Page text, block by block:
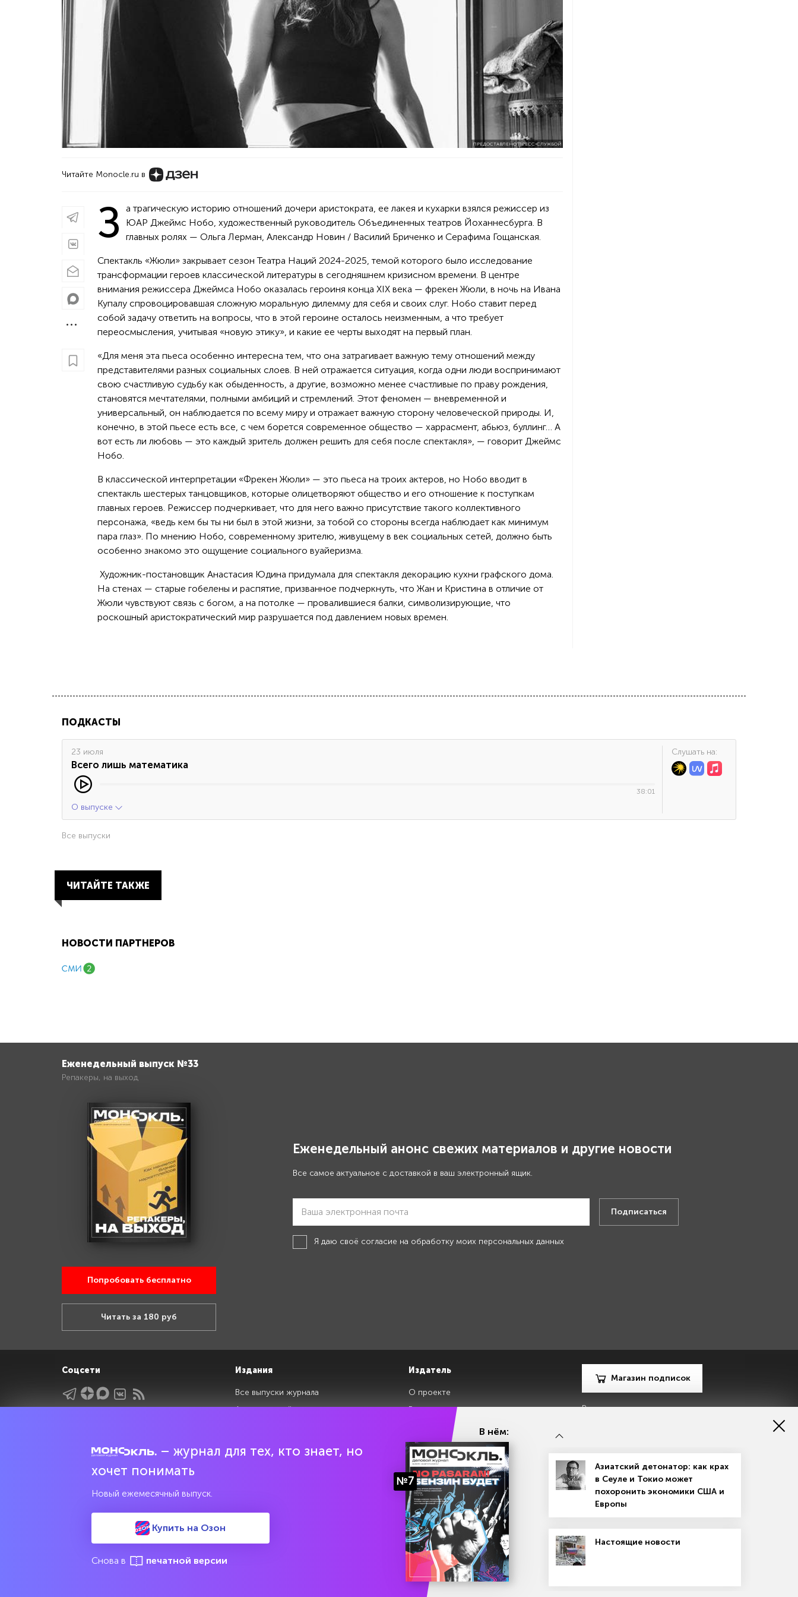
ПРЕДОСТАВЛЕНО ПРЕСС-СЛУЖБОЙ
Читайте Monocle.ru в
З
а трагическую историю отношений дочери аристократа, ее лакея и кухарки взялся режиссер из
ЮАР Джеймс Нобо, художественный руководитель Объединенных театров Йоханнесбурга. В
главных ролях — Ольга Лерман, Александр Новин / Василий Бриченко и Серафима Гощанская.
Спектакль «Жюли» закрывает сезон Театра Наций 2024-2025, темой которого было исследование
трансформации героев классической литературы в сегодняшнем кризисном времени. В центре
внимания режиссера Джеймса Нобо оказалась героиня конца XIX века — фрекен Жюли, в ночь на Ивана
Купалу спровоцировавшая сложную моральную дилемму для себя и своих слуг. Нобо ставит перед
собой задачу ответить на вопросы, что в этой героине осталось неизменным, а что требует
переосмысления, учитывая «новую этику», и какие ее черты выходят на первый план.
«Для меня эта пьеса особенно интересна тем, что она затрагивает важную тему отношений между
представителями разных социальных слоев. В ней отражается ситуация, когда одни люди воспринимают
свою счастливую судьбу как обыденность, а другие, возможно менее счастливые по праву рождения,
становятся мечтателями, полными амбиций и стремлений. Этот феномен — вневременной и
универсальный, он наблюдается по всему миру и отражает важную сторону человеческой природы. И,
конечно, в этой пьесе есть все, с чем борется современное общество — харрасмент, абьюз, буллинг… А
вот есть ли любовь — это каждый зритель должен решить для себя после спектакля», — говорит Джеймс
Нобо.
В классической интерпретации «Фрекен Жюли» — это пьеса на троих актеров, но Нобо вводит в
спектакль шестерых танцовщиков, которые олицетворяют общество и его отношение к поступкам
главных героев. Режиссер подчеркивает, что для него важно присутствие такого коллективного
персонажа, «ведь кем бы ты ни был в этой жизни, за тобой со стороны всегда наблюдает как минимум
пара глаз». По мнению Нобо, современному зрителю, живущему в век социальных сетей, должно быть
особенно знакомо это ощущение социального вуайеризма.
Художник-постановщик Анастасия Юдина придумала для спектакля декорацию кухни графского дома.
На стенах — старые гобелены и распятие, призванное подчеркнуть, что Жан и Кристина в отличие от
Жюли чувствуют связь с богом, а на потолке — провалившиеся балки, символизирующие, что
роскошный аристократический мир разрушается под давлением новых времен.
ПОДКАСТЫ
23 июля
Всего лишь математика
38:01
О выпуске
Cлушать на:
Все выпуски
ЧИТАЙТЕ ТАКЖЕ
НОВОСТИ ПАРТНЕРОВ
Еженедельный выпуск №33
Репакеры, на выход
Попробовать бесплатно
Читать за 180 руб
Еженедельный анонс свежих материалов и другие новости
Все самое актуальное с доставкой в ваш электронный ящик.
Подписаться
Я даю своё согласие на обработку моих персональных данных
Соцсети
Интервью
Издания
Все выпуски журнала
Архив изданий
Издатель
О проекте
Редакция
Контакты
Магазин подписок
Рекламодателям
Свидетельство о регистрации средства массовой информации Эл № ФС77-87108 от 26 марта 2024 г. Выдано Федеральной службой по надзору в сфере массовых коммуникаций, связи и охраны
культурного наследия
© 2017—2026 АНО «Творческий коллектив Эксперт» Политика конфиденциальности Условия использования материалов
– журнал для тех, кто знает, но
хочет понимать
Новый ежемесячный выпуск.
Купить на Озон
Снова в печатной версии
В нём:
№7
Азиатский детонатор: как крах
в Сеуле и Токио может
похоронить экономики США и
Европы
Настоящие новости